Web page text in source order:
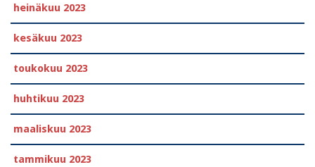
heinäkuu 2023
kesäkuu 2023
toukokuu 2023
huhtikuu 2023
maaliskuu 2023
tammikuu 2023